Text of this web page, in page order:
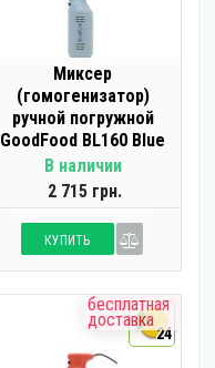
Миксер
(гомогенизатор)
ручной погружной
GoodFood BL160 Blue
В наличии
2 715 грн.
КУПИТЬ
бесплатная
доставка
24